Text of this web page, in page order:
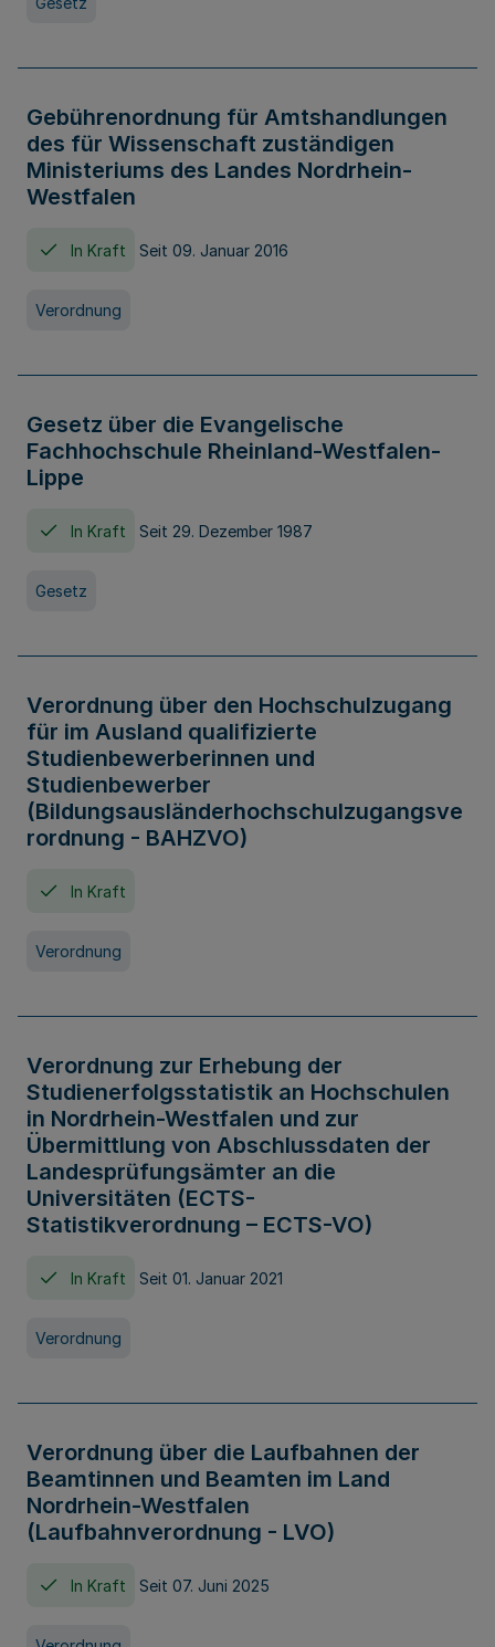
Gebührenordnung für Amtshandlungen
des für Wissenschaft zuständigen
Ministeriums des Landes Nordrhein-
Westfalen
In Kraft Seit 09. Januar 2016
Verordnung
Gesetz über die Evangelische
Fachhochschule Rheinland-Westfalen-
Lippe
In Kraft Seit 29. Dezember 1987
Gesetz
Verordnung über den Hochschulzugang
für im Ausland qualifizierte
Studienbewerberinnen und
Studienbewerber
(Bildungsausländerhochschulzugangsve
rordnung - BAHZVO)
In Kraft
Verordnung
Verordnung zur Erhebung der
Studienerfolgsstatistik an Hochschulen
in Nordrhein-Westfalen und zur
Übermittlung von Abschlussdaten der
Landesprüfungsämter an die
Universitäten (ECTS-
Statistikverordnung – ECTS-VO)
In Kraft Seit 01. Januar 2021
Verordnung
Verordnung über die Laufbahnen der
Beamtinnen und Beamten im Land
Nordrhein-Westfalen
(Laufbahnverordnung - LVO)
In Kraft Seit 07. Juni 2025